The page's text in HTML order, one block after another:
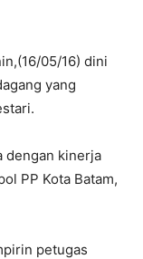
05/16) dini
yang
dengan kinerja
PP Kota Batam,
petugas